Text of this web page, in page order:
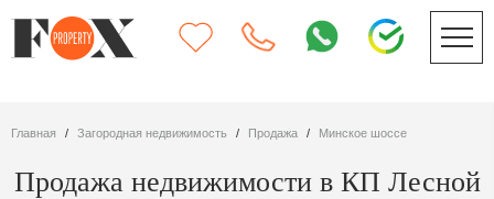
Главная Загородная недвижимость Продажа Минское шоссе
Продажа недвижимости в КП Лесной